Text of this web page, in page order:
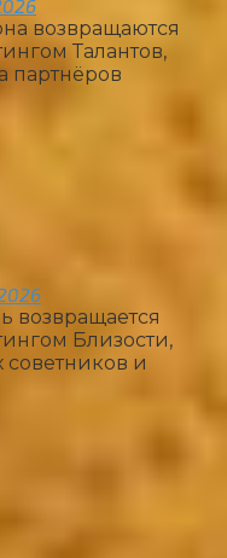
возвращаются
Талантов,
партнёров
возвращается
Близости,
и